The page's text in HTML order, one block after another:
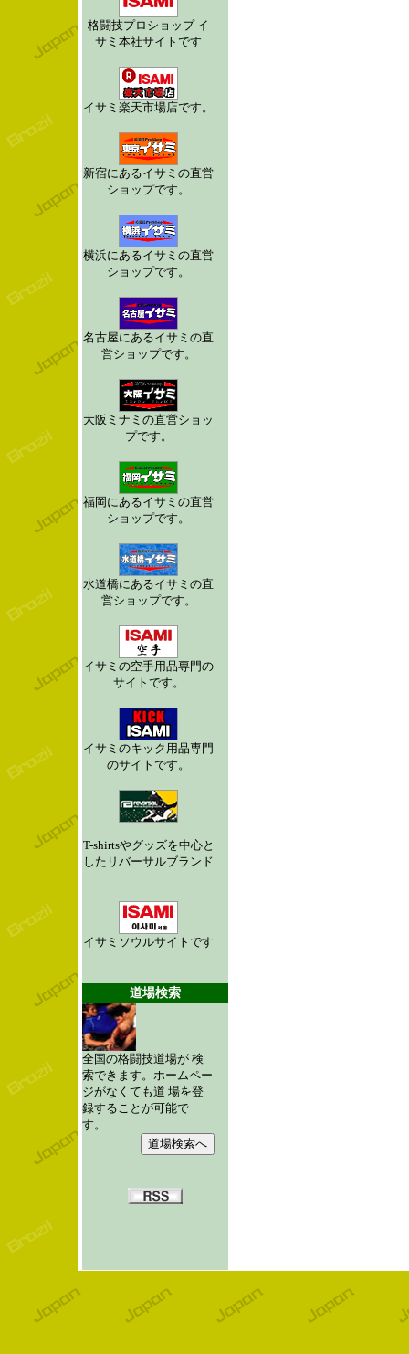
格闘技プロショップ イ
サミ本社サイトです
イサミ楽天市場店です。
新宿にあるイサミの直営
ショップです。
横浜にあるイサミの直営
ショップです。
名古屋にあるイサミの直
営ショップです。
大阪ミナミの直営ショッ
プです。
福岡にあるイサミの直営
ショップです。
水道橋にあるイサミの直
営ショップです。
イサミの空手用品専門の
サイトです。
イサミのキック用品専門
のサイトです。
T-shirtsやグッズを中心と
したリバーサルブランド
イサミソウルサイトです
道場検索
全国の格闘技道場が 検
索できます。ホームペー
ジがなくても道 場を登
録することが可能で
す。